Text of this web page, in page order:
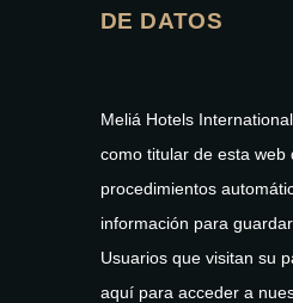
DE DATOS
Meliá Hotels
como titular de esta web
procedimientos
información para
Usuarios que visitan su
aquí para acceder a